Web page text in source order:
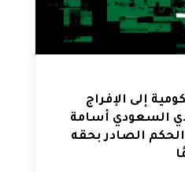
إلى الإفراج
السعودي أسامة
الحكم الصادر بحقه